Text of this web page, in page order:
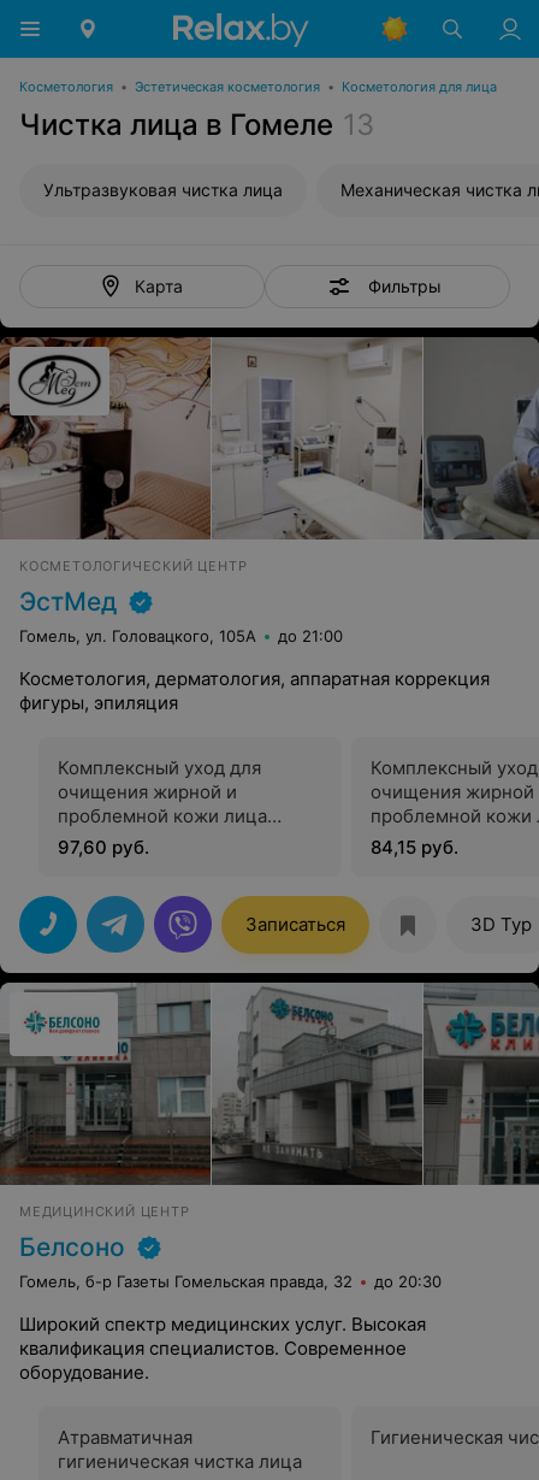
Косметология • Эстетическая косметология • Косметология для лица
Чистка лица в Гомеле 13
Ультразвуковая чистка лица Механическая чистка
Карта Фильтры
КОСМЕТОЛОГИЧЕСКИЙ ЦЕНТР
ЭстМед
Гомель, ул. Головацкого, 105А до 21:00
Косметология, дерматология, аппаратная коррекция
фигуры, эпиляция
Комплексный уход для
очищения жирной и
проблемной кожи лица
«comodex» с механической
чисткой
97,60 руб.
Комплексный
очищения жирной
проблемной кожи
«comodex» с
чисткой
84,15 руб.
Записаться 3D Тур
МЕДИЦИНСКИЙ ЦЕНТР
Белсоно
Гомель, б-р Газеты Гомельская правда, 32 до 20:30
Широкий спектр медицинских услуг. Высокая
квалификация специалистов. Современное
оборудование.
Атравматичная
гигиеническая чистка лица
Гигиеническая